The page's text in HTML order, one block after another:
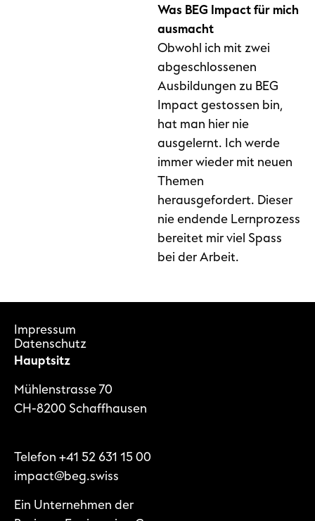
Was BEG Impact für mich
ausmacht
Obwohl ich mit zwei
abgeschlossenen
Ausbildungen zu BEG
Impact gestossen bin,
hat man hier nie
ausgelernt. Ich werde
immer wieder mit neuen
Themen
herausgefordert. Dieser
nie endende Lernprozess
bereitet mir viel Spass
bei der Arbeit.
Impressum
Datenschutz
Hauptsitz
Mühlenstrasse 70
CH-8200 Schaffhausen
Telefon +41 52 631 15 00
impact@beg.swiss
Ein Unternehmen der